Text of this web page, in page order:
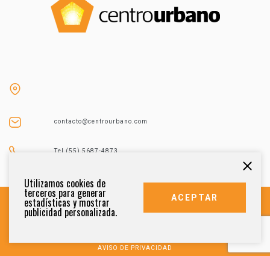
contacto@centrourbano.com
Tel (55) 5687-4873
AVISO DE PRIVACIDAD
Utilizamos cookies de
terceros para generar
estadísticas y mostrar
publicidad personalizada.
ACEPTAR